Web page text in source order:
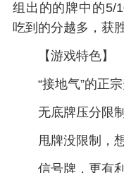
组出的的牌中的5/
吃到的分越多，获
【游戏特色】
“接地气”的正
无底牌压分限
甩牌没限制，
信号牌，更有